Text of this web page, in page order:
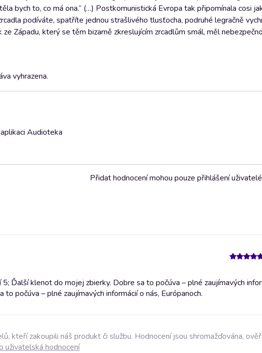
bych to, co má ona.“ (…) Postkomunistická Evropa tak připomínala cosi
podíváte, spatříte jednou strašlivého tlusťocha, podruhé legračně
Západu, který se těm bizarně zkreslujícím zrcadlům smál, měl
vyhrazena.
Audioteka
Přidat hodnocení mohou pouze přihlášení
Ďalší klenot do mojej zbierky. Dobre sa to počúva – plné zaujímavých
počúva – plné zaujímavých informácií o nás, Európanoch.
kteří zakoupili náš produkt či službu. Hodnocení jsou shromažďována,
uživatelská hodnocení